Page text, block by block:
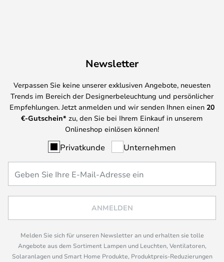
Newsletter
Verpassen Sie keine unserer exklusiven Angebote, neuesten
Trends im Bereich der Designerbeleuchtung und persönlicher
Empfehlungen. Jetzt anmelden und wir senden Ihnen einen 20
€-Gutschein* zu, den Sie bei Ihrem Einkauf in unserem
Onlineshop einlösen können!
Privatkunde Unternehmen
ANMELDEN
Melden Sie sich für unseren Newsletter an und erhalten sie tolle
Angebote aus dem Sortiment Lampen und Leuchten, Ventilatoren,
Solaranlagen und Smart Home Produkte, Produktpreis-Reduzierungen